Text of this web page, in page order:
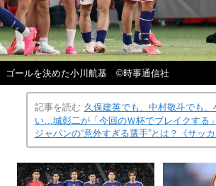
ゴールを決めた小川航基 ©時事通信社
記事を読む 久保建英でも、中村敬斗でも、
い…城彰二が「今回のＷ杯でブレイクする
ジャパンの“意外すぎる選手”とは？《サッカ